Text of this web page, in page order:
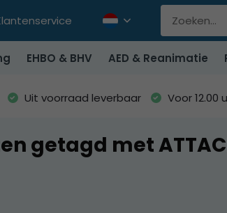
EHBO & BHV AED & Reanimatie
Uit voorraad leverbaar Voor
getagd met